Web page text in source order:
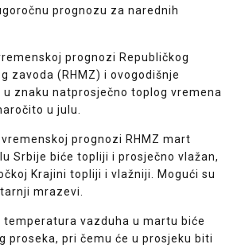
prognozu za narednih
prognozi Republičkog
zavoda (RHMZ) i ovogodišnje
znaku natprosječno toplog vremena
u julu.
prognozi RHMZ mart
Srbije biće topliji i prosječno vlažan,
Krajini topliji i vlažniji. Mogući su
mrazevi.
vazduha u martu biće
proseka, pri čemu će u prosjeku biti